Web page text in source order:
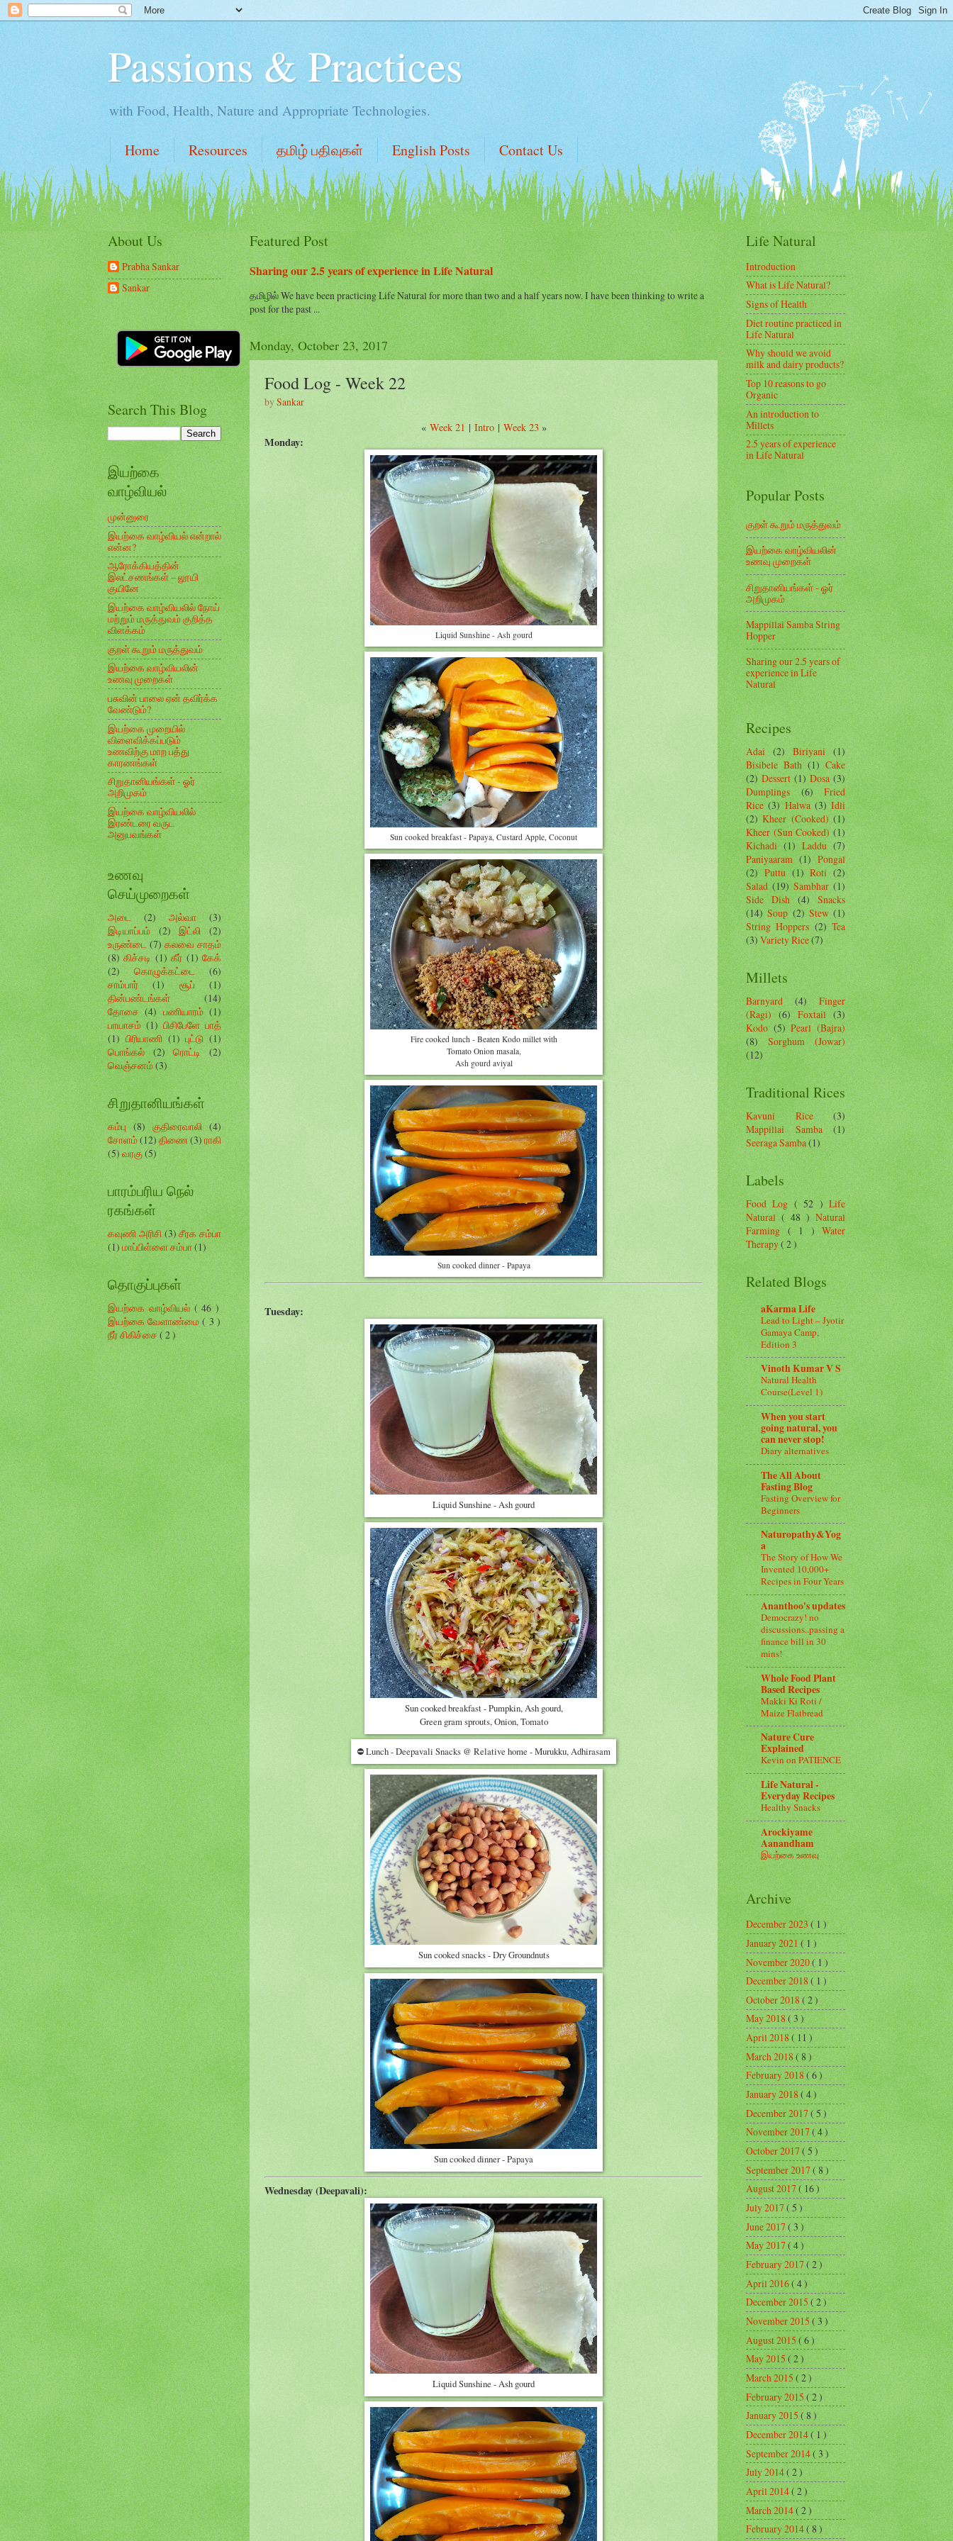
Passions & Practices
with Food, Health, Nature and Appropriate Technologies.
Home Resources தமிழ் பதிவுகள் English Posts Contact Us
Featured Post
Sharing our 2.5 years of experience in Life Natural
தமிழில் We have been practicing Life Natural for more than two and a half years now. I have been thinking to write a
post for the past ...
Monday, October 23, 2017
Food Log - Week 22
bySankar
« Week 21 | Intro| Week 23»
Monday:
Liquid Sunshine - Ash gourd
Sun cooked breakfast - Papaya, Custard Apple, Coconut
Fire cooked lunch - Beaten Kodo millet with
Tomato Onion masala,
Ash gourd aviyal
Sun cooked dinner - Papaya
Tuesday:
Liquid Sunshine - Ash gourd
Sun cooked breakfast - Pumpkin, Ash gourd,
Green gram sprouts, Onion, Tomato
⛔ Lunch - Deepavali Snacks @ Relative home - Murukku, Adhirasam
Sun cooked snacks - Dry Groundnuts
Sun cooked dinner - Papaya
Wednesday (Deepavali):
Liquid Sunshine - Ash gourd
About Us
Prabha Sankar
Sankar
Search This Blog
இயற்கை
வாழ்வியல்
முன்னுரை
இயற்கை வாழ்வியல் என்றால்
என்ன?
ஆரோக்கியத்தின்
இலட்சணங்கள் – லூயி
குயினே
இயற்கை வாழ்வியலில் நோய்
மற்றும் மருத்துவம் குறித்த
விளக்கம்
குறள் கூறும் மருத்துவம்
இயற்கை வாழ்வியலின்
உணவு முறைகள்
பசுவின் பாலை ஏன் தவிர்க்க
வேண்டும்?
இயற்கை முறையில்
விளைவிக்கப்படும்
உணவிற்கு மாற பத்து
காரணங்கள்
சிறுதானியங்கள் - ஓர்
அறிமுகம்
இயற்கை வாழ்வியலில்
இரண்டரை வருட
அனுபவங்கள்
உணவு
செய்முறைகள்
அடை (2) அல்வா
(3)
இடியாப்பம்
(2) இட்லி
(2)
உருண்டை (7) கலவை சாதம்
(8) கிச்சடி (1) கீர் (1) கேக்
(2)
கொழுக்கட்டை
(6)
சாம்பார்
(1) சூப்
(1)
தின்பண்டங்கள்
(14)
தோசை (4) பணியாரம் (1)
பாயாசம் (1) பிசிபேளே பாத்
(1) பிரியாணி (1) புட்டு (1)
பொங்கல்
(2) ரொட்டி
(2)
வெஞ்சனம்(3)
சிறுதானியங்கள்
கம்பு (8) குதிரைவாலி (4)
சோளம்(12)திணை(3) ராகி
(5)வரகு(5)
பாரம்பரிய நெல்
ரகங்கள்
கவுணி அரிசி(3)சீரக சம்பா
(1)மாப்பிள்ளை சம்பா(1)
தொகுப்புகள்
இயற்கை வாழ்வியல்( 46 )
இயற்கை வேளாண்மை( 3 )
நீர் சிகிச்சை( 2 )
Life Natural
Introduction
What is Life Natural?
Signs of Health
Diet routine practiced in
Life Natural
Why should we avoid
milk and dairy products?
Top 10 reasons to go
Organic
An introduction to
Millets
2.5 years of experience
in Life Natural
Popular Posts
குறள் கூறும் மருத்துவம்
இயற்கை வாழ்வியலின்
உணவு முறைகள்
சிறுதானியங்கள் - ஓர்
அறிமுகம்
Mappillai Samba String
Hopper
Sharing our 2.5 years of
experience in Life
Natural
Recipes
Adai (2) Biriyani
(1)
Bisibele Bath (1) Cake
(2) Dessert (1) Dosa (3)
Dumplings
(6)
Fried
Rice (3) Halwa (3) Idli
(2) Kheer (Cooked) (1)
Kheer (Sun Cooked) (1)
Kichadi (1) Laddu (7)
Paniyaaram (1) Pongal
(2) Puttu (1) Roti (2)
Salad (19) Sambhar (1)
Side Dish (4) Snacks
(14) Soup (2) Stew (1)
String Hoppers (2) Tea
(3)Variety Rice(7)
Millets
Barnyard (4)
Finger
(Ragi) (6) Foxtail (3)
Kodo (5) Pearl (Bajra)
(8)
Sorghum (Jowar)
(12)
Traditional Rices
Kavuni Rice
(3)
Mappillai Samba
(1)
Seeraga Samba(1)
Labels
Food Log( 52 )Life
Natural( 48 )Natural
Farming( 1 )Water
Therapy( 2 )
Related Blogs
aKarma Life
Lead to Light – Jyotir
Gamaya Camp,
Edition 3
Vinoth Kumar V S
Natural Health
Course(Level 1)
When you start
going natural, you
can never stop!
Diary alternatives
The All About
Fasting Blog
Fasting Overview for
Beginners
Naturopathy&Yog
a
The Story of How We
Invented 10,000+
Recipes in Four Years
Ananthoo's updates
Democrazy! no
discussions..passing a
finance bill in 30
mins!
Whole Food Plant
Based Recipes
Makki Ki Roti /
Maize Flatbread
Nature Cure
Explained
Kevin on PATIENCE
Life Natural -
Everyday Recipes
Healthy Snacks
Arockiyame
Aanandham
இயற்கை உணவு
Archive
December 2023( 1 )
January 2021( 1 )
November 2020( 1 )
December 2018( 1 )
October 2018( 2 )
May 2018( 3 )
April 2018( 11 )
March 2018( 8 )
February 2018( 6 )
January 2018( 4 )
December 2017( 5 )
November 2017( 4 )
October 2017( 5 )
September 2017( 8 )
August 2017( 16 )
July 2017( 5 )
June 2017( 3 )
May 2017( 4 )
February 2017( 2 )
April 2016( 4 )
December 2015( 2 )
November 2015( 3 )
August 2015( 6 )
May 2015( 2 )
March 2015( 2 )
February 2015( 2 )
January 2015( 8 )
December 2014( 1 )
September 2014( 3 )
July 2014( 2 )
April 2014( 2 )
March 2014( 2 )
February 2014( 8 )